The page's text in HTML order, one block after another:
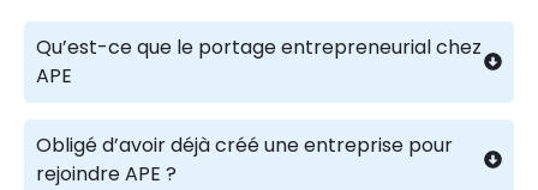
Qu’est-ce que le portage entrepreneurial chez
APE
Obligé d’avoir déjà créé une entreprise pour
rejoindre APE ?